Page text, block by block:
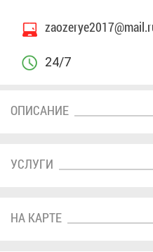
24/7
ОПИ­СА­НИЕ
УСЛУ­ГИ
НА КАР­ТЕ